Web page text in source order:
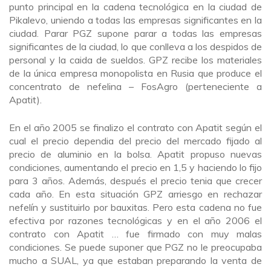
punto principal en la cadena tecnológica en la ciudad de
Pikalevo, uniendo a todas las empresas significantes en la
ciudad. Parar PGZ supone parar a todas las empresas
significantes de la ciudad, lo que conlleva a los despidos de
personal y la caida de sueldos. GPZ recibe los materiales
de la única empresa monopolista en Rusia que produce el
concentrato de nefelina – FosAgro (perteneciente a
Apatit).
En el año 2005 se finalizo el contrato con Apatit según el
cual el precio dependia del precio del mercado fijado al
precio de aluminio en la bolsa. Apatit propuso nuevas
condiciones, aumentando el precio en 1,5 y haciendo lo fijo
para 3 años. Además, después el precio tenia que crecer
cada año. En esta situación GPZ arriesgo en rechazar
nefelín y sustituirlo por bauxitas. Pero esta cadena no fue
efectiva por razones tecnológicas y en el año 2006 el
contrato con Apatit … fue firmado con muy malas
condiciones. Se puede suponer que PGZ no le preocupaba
mucho a SUAL, ya que estaban preparando la venta de